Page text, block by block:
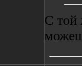
С той